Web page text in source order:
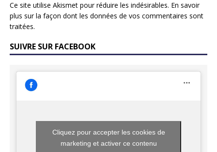
Ce site utilise Akismet pour réduire les indésirables. En savoir
plus sur la façon dont les données de vos commentaires sont
traitées.
SUIVRE SUR FACEBOOK
Cliquez pour accepter les cookies de
marketing et activer ce contenu